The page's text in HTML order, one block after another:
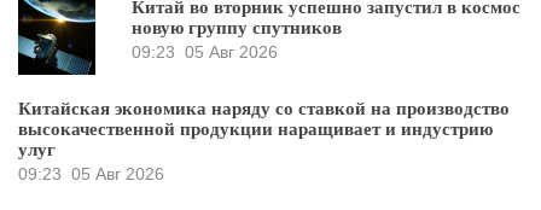
Китай во вторник успешно запустил в космос
новую группу спутников
09:23 05 Авг 2026
Китайская экономика наряду со ставкой на производство
высокачественной продукции наращивает и индустрию
улуг
09:23 05 Авг 2026